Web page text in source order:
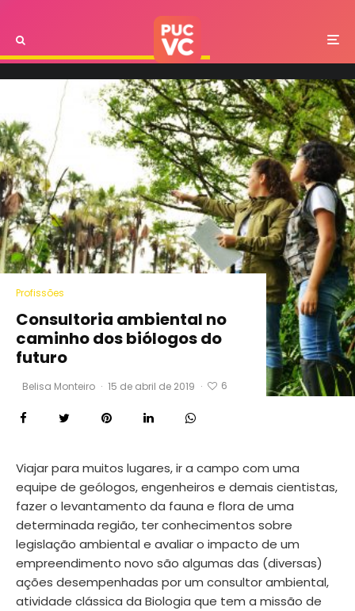
Profissões
Consultoria ambiental no
caminho dos biólogos do
futuro
Belisa Monteiro · 15 de abril de 2019 · 6
Viajar para muitos lugares, ir a campo com uma
equipe de geólogos, engenheiros e demais cientistas,
fazer o levantamento da fauna e flora de uma
determinada região, ter conhecimentos sobre
legislação ambiental e avaliar o impacto de um
empreendimento novo são algumas das (diversas)
ações desempenhadas por um consultor ambiental,
atividade clássica da Biologia que tem a missão de